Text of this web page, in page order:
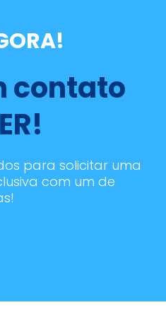
contato
para solicitar uma
com um de